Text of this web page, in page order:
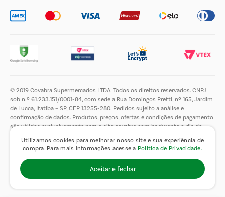
Utilizamos cookies para melhorar nosso site e sua experiência de
compra. Para mais informações acesse a Política de Privacidade.
Aceitar e fechar
© 2019 Covabra Supermercados LTDA. Todos os direitos reservados. CNPJ
sob n.º 61.233.151/0001-84, com sede a Rua Domingos Pretti, nº 165, Jardim
de Lucca, Itatiba – SP, CEP 13255-280. Pedidos sujeito a análise e
confirmação de dados. Produtos, preços, ofertas e condições de pagamento
são válidos exclusivamente para o site covabra.com.br durante o dia de
de limitar a quantidade máxima de produtos por compra por cliente. Não
vendemos no atacado. Fotos meramente ilustrativas.É proibida a venda e a
entrega de bebidas alcoólicas a menores de 18 (dezoito) anos, conforme Lei
n.° 8069/90, art. 81, inciso II (Estatuto da Criança e do Adolescente).